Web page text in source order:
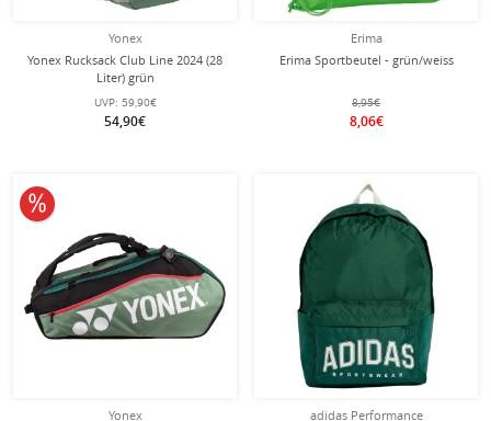
Yonex
Yonex Rucksack Club Line 2024 (28
Liter) grün
UVP: 59,90€
54,90€
Erima
Erima Sportbeutel - grün/weiss
8,95€
8,06€
Yonex
10% reduziert
adidas Performance